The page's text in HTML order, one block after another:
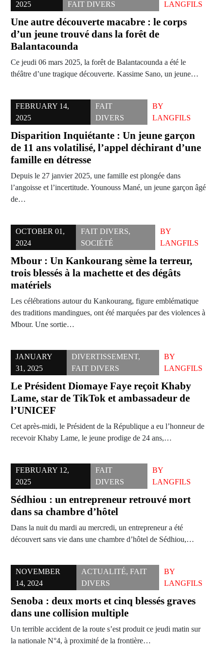
2025
FAIT DIVERS
LANGFILS
Une autre découverte macabre : le corps
d’un jeune trouvé dans la forêt de
Balantacounda
Ce jeudi 06 mars 2025, la forêt de Balantacounda a été le
théâtre d’une tragique découverte. Kassime Sano, un jeune…
FEBRUARY 14,
2025
FAIT
DIVERS
BY
LANGFILS
Disparition Inquiétante : Un jeune garçon
de 11 ans volatilisé, l’appel déchirant d’une
famille en détresse
Depuis le 27 janvier 2025, une famille est plongée dans
l’angoisse et l’incertitude. Younouss Mané, un jeune garçon âgé
de…
OCTOBER 01,
2024
FAIT DIVERS,
SOCIÉTÉ
BY
LANGFILS
Mbour : Un Kankourang sème la terreur,
trois blessés à la machette et des dégâts
matériels
Les célébrations autour du Kankourang, figure emblématique
des traditions mandingues, ont été marquées par des violences à
Mbour. Une sortie…
JANUARY
31, 2025
DIVERTISSEMENT,
FAIT DIVERS
BY
LANGFILS
Le Président Diomaye Faye reçoit Khaby
Lame, star de TikTok et ambassadeur de
l’UNICEF
Cet après-midi, le Président de la République a eu l’honneur de
recevoir Khaby Lame, le jeune prodige de 24 ans,…
FEBRUARY 12,
2025
FAIT
DIVERS
BY
LANGFILS
Sédhiou : un entrepreneur retrouvé mort
dans sa chambre d’hôtel
Dans la nuit du mardi au mercredi, un entrepreneur a été
découvert sans vie dans une chambre d’hôtel de Sédhiou,…
NOVEMBER
14, 2024
ACTUALITÉ, FAIT
DIVERS
BY
LANGFILS
Senoba : deux morts et cinq blessés graves
dans une collision multiple
Un terrible accident de la route s’est produit ce jeudi matin sur
la nationale N°4, à proximité de la frontière…